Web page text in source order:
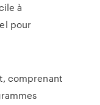
à
pour
comprenant